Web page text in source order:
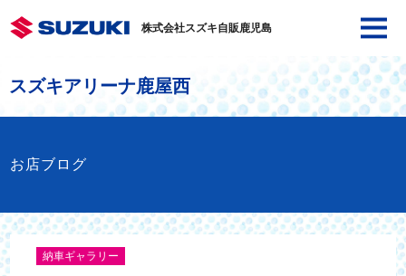
株式会社スズキ自販鹿児島
スズキアリーナ鹿屋西
お店ブログ
納車ギャラリー